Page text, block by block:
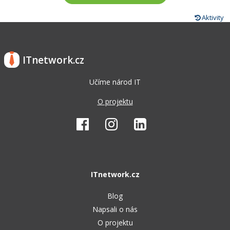
Aktivity
ITnetwork.cz
Učíme národ IT
O projektu
ITnetwork.cz
Blog
Napsali o nás
O projektu